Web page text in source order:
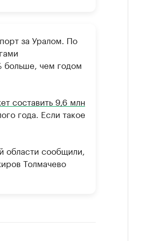
за Уралом. По
больше, чем годом
составить 9,6 млн
года. Если такое
области сообщили,
Толмачево